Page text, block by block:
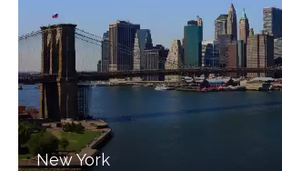
New York